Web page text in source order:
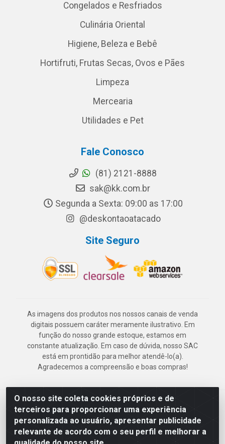
O nosso site coleta cookies próprios e de
terceiros para proporcionar uma experiência
personalizada ao usuário, apresentar publicidade
relevante de acordo com o seu perfil e melhorar a
Congelados e Resfriados
Culinária Oriental
Higiene, Beleza e Bebê
Hortifruti, Frutas Secas, Ovos e Pães
Limpeza
Mercearia
Utilidades e Pet
Fale Conosco
(81) 2121-8888
sak@kk.com.br
Segunda a Sexta: 09:00 as 17:00
@deskontaoatacado
Site Seguro
As imagens dos produtos nos nossos canais de venda
digitais possuem caráter meramente ilustrativo. Em
função do nosso grande estoque, estamos em
constante atualização. Em caso de dúvida, nosso SAC
está em prontidão para melhor atendê-lo(a).
Agradecemos a compreensão e boas compras!
Deskontão Atacado - Av. Marechal Mascarenhas de Morais, 2471 -
Imbiribeira - Recife/PE - CEP 51.150-001 - CNPJ 24.150.377/0003-
57